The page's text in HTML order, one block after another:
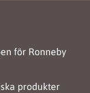
för Ronneby
produkter